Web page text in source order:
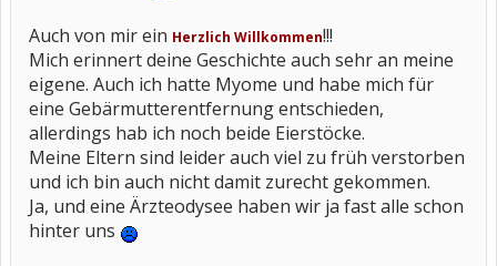
Auch von mir ein Herzlich Willkommen!!!
Mich erinnert deine Geschichte auch sehr an meine
eigene. Auch ich hatte Myome und habe mich für
eine Gebärmutterentfernung entschieden,
allerdings hab ich noch beide Eierstöcke.
Meine Eltern sind leider auch viel zu früh verstorben
und ich bin auch nicht damit zurecht gekommen.
Ja, und eine Ärzteodysee haben wir ja fast alle schon
hinter uns